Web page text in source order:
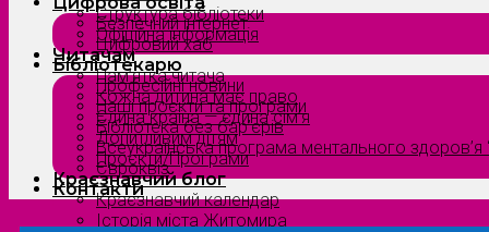
Структура бібліотеки
Офіційна інформація
Читачам
Пам’ятка читача
Кожна дитина має право
Єдина країна — єдина сім’я
Допитливим дітям
Проєкти/Програми
Краєзнавчий блог
Краєзнавчий календар
Історія міста Житомира
Безпечний інтернет
Цифровий хаб
Бібліотекарю
Професійні новини
Наші проєкти та програми
Бібліотека без бар’єрів
Всеукраїнська програма ментального здоров’я
Євроквіз
Контакти